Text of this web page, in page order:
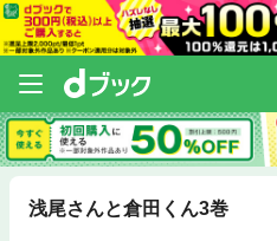
浅尾さんと倉田くん3巻